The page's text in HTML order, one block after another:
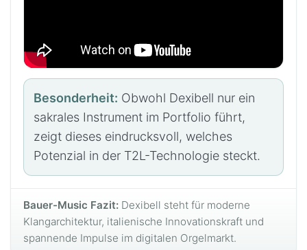
Besonderheit: Obwohl Dexibell nur ein
sakrales Instrument im Portfolio führt,
zeigt dieses eindrucksvoll, welches
Potenzial in der T2L-Technologie steckt.
Bauer-Music Fazit: Dexibell steht für moderne
Klangarchitektur, italienische Innovationskraft und
spannende Impulse im digitalen Orgelmarkt.